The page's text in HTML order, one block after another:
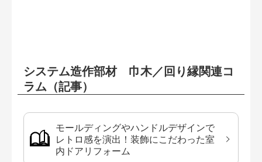
システム造作部材 巾木／回り縁関連コ
ラム（記事）
モールディングやハンドルデザインで
レトロ感を演出！装飾にこだわった室
内ドアリフォーム